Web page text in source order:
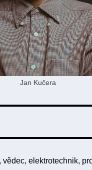
Jan Kučera
vědec, elektrotechnik,